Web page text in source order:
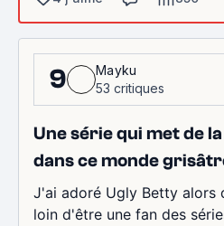
9
Mayku
53 critiques
Une série qui met de
dans ce monde
J'ai adoré Ugly Betty alors
loin d'être une fan des